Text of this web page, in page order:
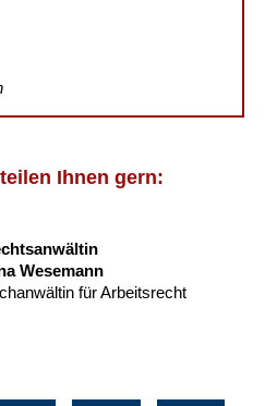
Ihnen gern:
Wesemann
für Arbeitsrecht